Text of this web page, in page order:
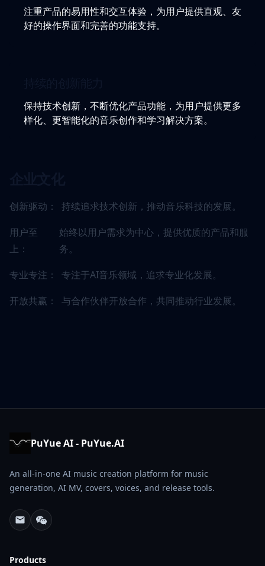
注重产品的易用性和交互体验，为用户提供直观、友
好的操作界面和完善的功能支持。
保持技术创新，不断优化产品功能，为用户提供更多
样化、更智能化的音乐创作和学习解决方案。
创新驱动：
持续追求技术创新，推动音乐科技的发展。
用户至
上：
始终以用户需求为中心，提供优质的产品和服
务。
专业专注：
专注于AI音乐领域，追求专业化发展。
开放共赢：
与合作伙伴开放合作，共同推动行业发展。
PuYue AI - PuYue.AI
An all-in-one AI music creation platform for music
generation, AI MV, covers, voices, and release tools.
Products